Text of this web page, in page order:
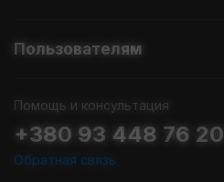
Пользователям
Помощь и консультация
+380 93 448 76 20
Обратная связь